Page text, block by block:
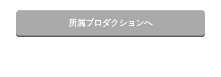
所属プロダクションへ